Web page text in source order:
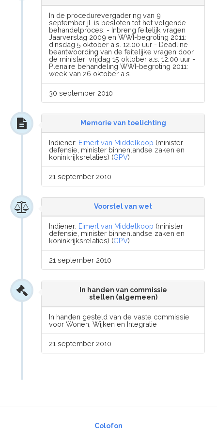
In de procedurevergadering van 9
september jl. is besloten tot het volgende
behandelproces: - Inbreng feitelijk vragen
Jaarverslag 2009 en WWI-begroting 2011:
dinsdag 5 oktober a.s. 12.00 uur - Deadline
beantwoording van de feitelijke vragen door
de minister: vrijdag 15 oktober a.s. 12.00 uur -
Plenaire behandeling WWI-begroting 2011:
week van 26 oktober a.s.
30 september 2010
Memorie van toelichting
Indiener: Eimert van Middelkoop (minister
defensie, minister binnenlandse zaken en
koninkrijksrelaties) (GPV)
21 september 2010
Voorstel van wet
Indiener: Eimert van Middelkoop (minister
defensie, minister binnenlandse zaken en
koninkrijksrelaties) (GPV)
21 september 2010
In handen van commissie
stellen (algemeen)
In handen gesteld van de vaste commissie
voor Wonen, Wijken en Integratie
21 september 2010
Colofon